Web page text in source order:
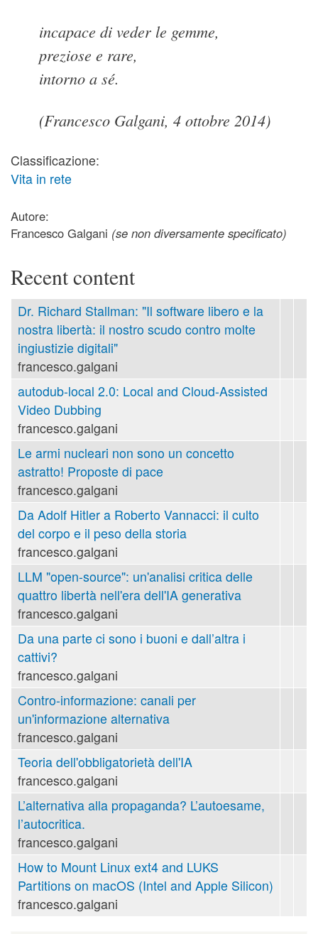
incapace di veder le gemme,
preziose e rare,
intorno a sé.
(Francesco Galgani, 4 ottobre 2014)
Classificazione:
Vita in rete
Autore:
Francesco Galgani (se non diversamente specificato)
Recent content
Dr. Richard Stallman: "Il software libero e la
nostra libertà: il nostro scudo contro molte
ingiustizie digitali"
francesco.galgani
autodub-local 2.0: Local and Cloud-Assisted
Video Dubbing
francesco.galgani
Le armi nucleari non sono un concetto
astratto! Proposte di pace
francesco.galgani
Da Adolf Hitler a Roberto Vannacci: il culto
del corpo e il peso della storia
francesco.galgani
LLM "open-source": un'analisi critica delle
quattro libertà nell'era dell'IA generativa
francesco.galgani
Da una parte ci sono i buoni e dall’altra i
cattivi?
francesco.galgani
Contro-informazione: canali per
un'informazione alternativa
francesco.galgani
Teoria dell'obbligatorietà dell'IA
francesco.galgani
L’alternativa alla propaganda? L’autoesame,
l’autocritica.
francesco.galgani
How to Mount Linux ext4 and LUKS
Partitions on macOS (Intel and Apple Silicon)
francesco.galgani